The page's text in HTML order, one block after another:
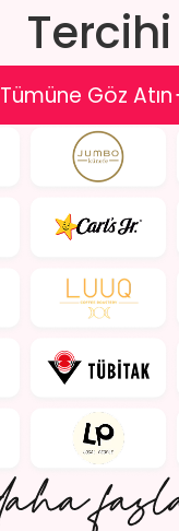
Tercihi
Tümüne Göz Atın